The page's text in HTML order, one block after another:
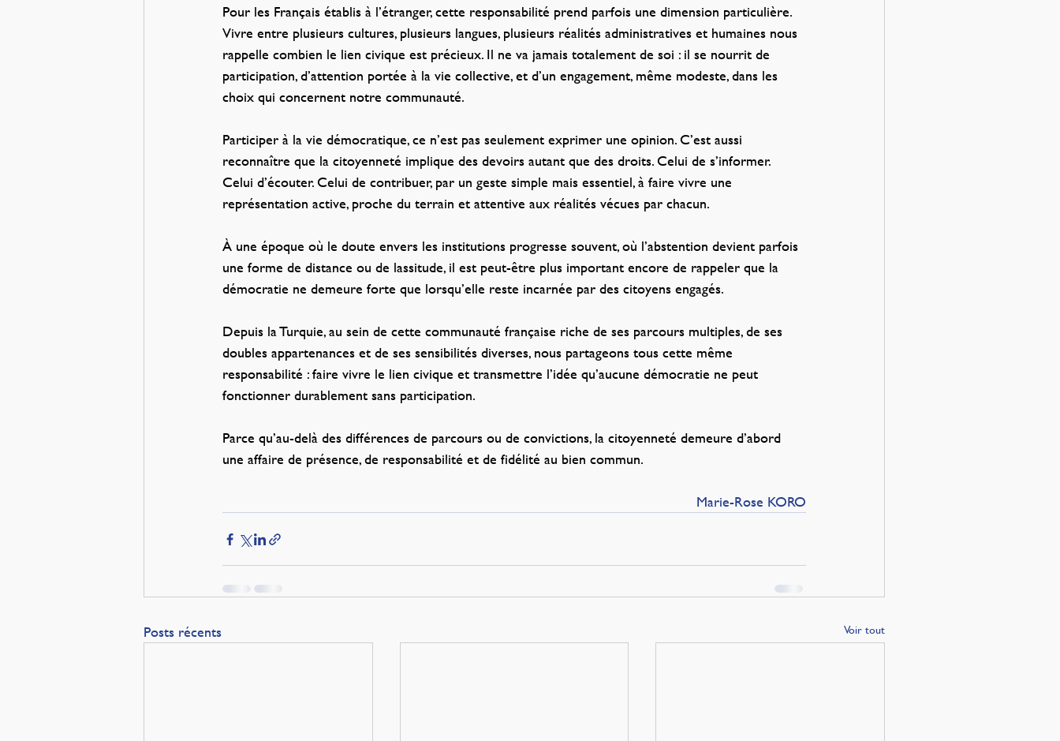
Pour les Français établis à l’étranger, cette responsabilité prend parfois une dimension particulière.
Vivre entre plusieurs cultures, plusieurs langues, plusieurs réalités administratives et humaines nous
rappelle combien le lien civique est précieux. Il ne va jamais totalement de soi : il se nourrit de
participation, d’attention portée à la vie collective, et d’un engagement, même modeste, dans les
choix qui concernent notre communauté.
Participer à la vie démocratique, ce n’est pas seulement exprimer une opinion. C’est aussi
reconnaître que la citoyenneté implique des devoirs autant que des droits. Celui de s’informer.
Celui d’écouter. Celui de contribuer, par un geste simple mais essentiel, à faire vivre une
représentation active, proche du terrain et attentive aux réalités vécues par chacun.
À une époque où le doute envers les institutions progresse souvent, où l’abstention devient parfois
une forme de distance ou de lassitude, il est peut-être plus important encore de rappeler que la
démocratie ne demeure forte que lorsqu’elle reste incarnée par des citoyens engagés.
Depuis la Turquie, au sein de cette communauté française riche de ses parcours multiples, de ses
doubles appartenances et de ses sensibilités diverses, nous partageons tous cette même
responsabilité : faire vivre le lien civique et transmettre l’idée qu’aucune démocratie ne peut
fonctionner durablement sans participation.
Parce qu’au-delà des différences de parcours ou de convictions, la citoyenneté demeure d’abord
une affaire de présence, de responsabilité et de fidélité au bien commun.
Marie-Rose KORO
Posts récents Voir tout